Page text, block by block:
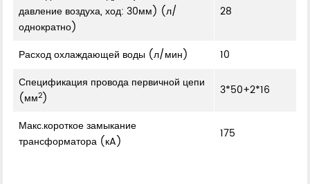
давление воздуха, ход: 30мм) (л/
однократно)
28
Расход охлаждающей воды (л/мин)
10
Спецификация провода первичной цепи
(мм2)
3*50+2*16
Макс.короткое замыкание
трансформатора (кA)
175